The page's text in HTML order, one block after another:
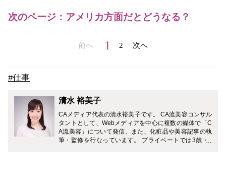
次のページ：アメリカ方面だとどうなる？
前へ 1 2 次へ
#仕事
清水 裕美子
CAメディア代表の清水裕美子です。 CA流美容コンサル
タントとして、Webメディアを中心に複数の媒体で「C
A流美容」について発信、また、化粧品や美容記事の執
筆・監修を行なっています。 プライベートでは3歳・7